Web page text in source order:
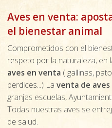
Aves en venta:
el bienestar animal
Comprometidos con el
respeto por la naturaleza, en
aves en venta ( gallinas,
perdices...) La venta de aves
granjas escuelas,
Todas nuestras aves se
de salud.